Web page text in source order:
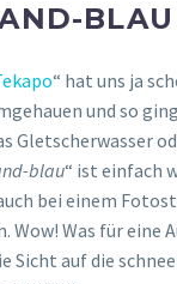
BLAU
“ hat uns ja
und so
Gletscherwasser
blau“ ist einfach
bei einem
Wow! Was für eine
Sicht auf die